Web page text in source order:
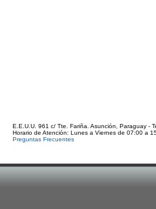
E.E.U.U. 961 c/ Tte. Fariña. Asunción, Paraguay -
Horario de Atención: Lunes a Viernes de 07:00 a
Preguntas Frecuentes